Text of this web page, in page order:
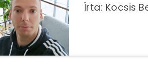
Írta: Kocsis